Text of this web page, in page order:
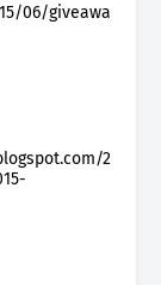
06/giveawa
2